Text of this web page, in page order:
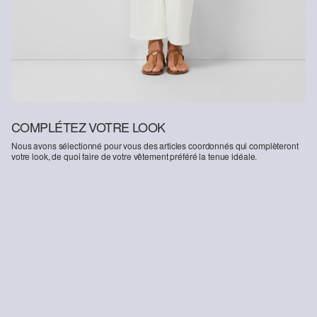
COMPLÉTEZ VOTRE LOOK
Nous avons sélectionné pour vous des articles coordonnés qui complèteront
votre look, de quoi faire de votre vêtement préféré la tenue idéale.